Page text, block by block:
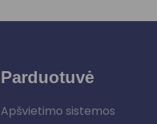
Parduotuvė
Apšvietimo sistemos